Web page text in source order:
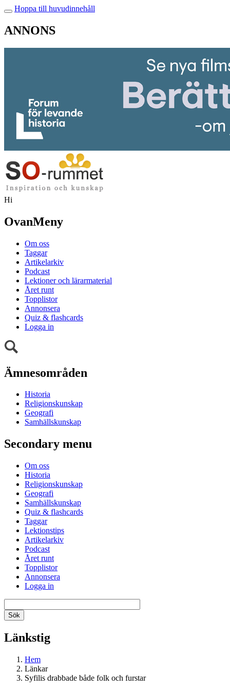
Hoppa till huvudinnehåll
ANNONS
Hi
OvanMeny
Om oss
Taggar
Artikelarkiv
Podcast
Lektioner och lärarmaterial
Året runt
Topplistor
Annonsera
Quiz & flashcards
Logga in
Ämnesområden
Historia
Religionskunskap
Geografi
Samhällskunskap
Secondary menu
Om oss
Historia
Religionskunskap
Geografi
Samhällskunskap
Quiz & flashcards
Taggar
Lektionstips
Artikelarkiv
Podcast
Året runt
Topplistor
Annonsera
Logga in
Länkstig
Hem
Länkar
Syfilis drabbade både folk och furstar